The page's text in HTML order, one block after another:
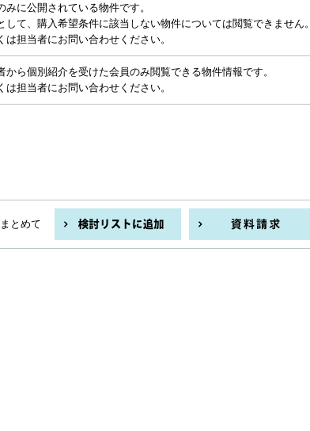
みに公開されている物件です。
して、購入希望条件に該当しない物件については閲覧できません。
は担当者にお問い合わせください。
から個別紹介を受けた会員のみ閲覧できる物件情報です。
は担当者にお問い合わせください。
とめて